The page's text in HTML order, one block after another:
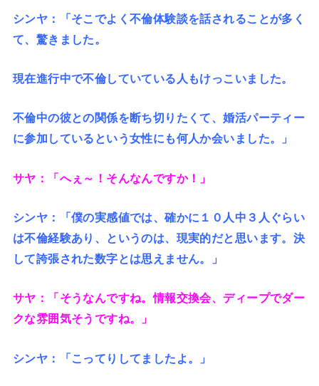
シンヤ：「そこでよく不倫体験談を話されることが多く
て、驚きました。
現在進行中で不倫していている人もけっこいました。
不倫中の彼との関係を断ち切りたくて、婚活パーティー
に参加しているという女性にも何人か会いました。」
サヤ：「へぇ～！そんなんですか！」
シンヤ：「僕の実感値では、確かに１０人中３人ぐらい
は不倫経験あり、というのは、現実的だと思います。決
して誇張された数字とは思えません。」
サヤ：「そうなんですね。情報交換会、ディープでダー
クな雰囲気そうですね。」
シンヤ：「こってりしてましたよ。」